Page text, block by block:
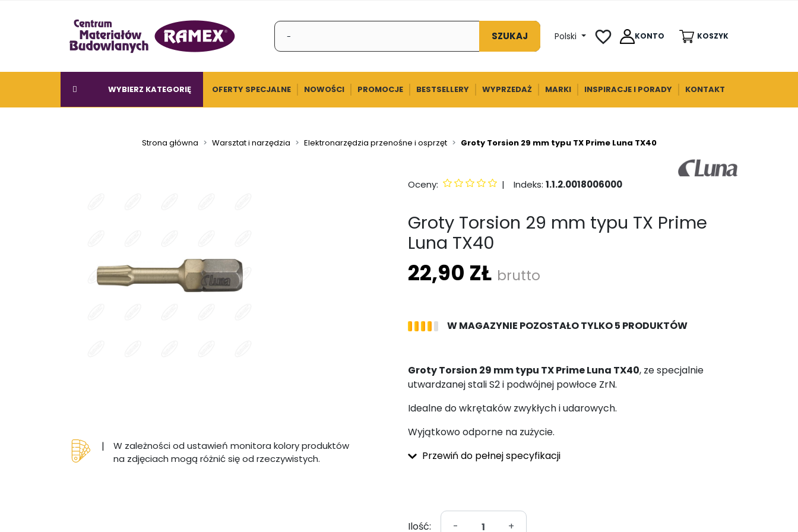
SZUKAJ Polski favorite_border KONTO KOSZYK
WYBIERZ KATEGORIĘ OFERTY SPECJALNE NOWOŚCI PROMOCJE BESTSELLERY WYPRZEDAŻ MARKI INSPIRACJE I PORADY KONTAKT
Strona główna Warsztat i narzędzia Elektronarzędzia przenośne i osprzęt Groty Torsion 29 mm typu TX Prime Luna TX40
|
W zależności od ustawień monitora kolory produktów
na zdjęciach mogą różnić się od rzeczywistych.
Oceny: | Indeks: 1.1.2.0018006000
Groty Torsion 29 mm typu TX Prime
Luna TX40
22,90 ZŁ brutto
W MAGAZYNIE POZOSTAŁO TYLKO 5 PRODUKTÓW
Groty Torsion 29 mm typu TX Prime Luna TX40, ze specjalnie
utwardzanej stali S2 i podwójnej powłoce ZrN.
Idealne do wkrętaków zwykłych i udarowych.
Wyjątkowo odporne na zużycie.
Przewiń do pełnej specyfikacji
Ilość: - +